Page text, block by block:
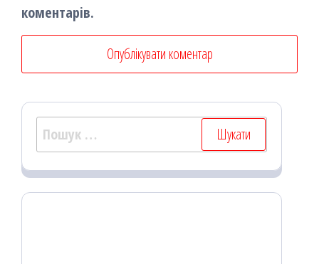
коментарів.
Пошук: